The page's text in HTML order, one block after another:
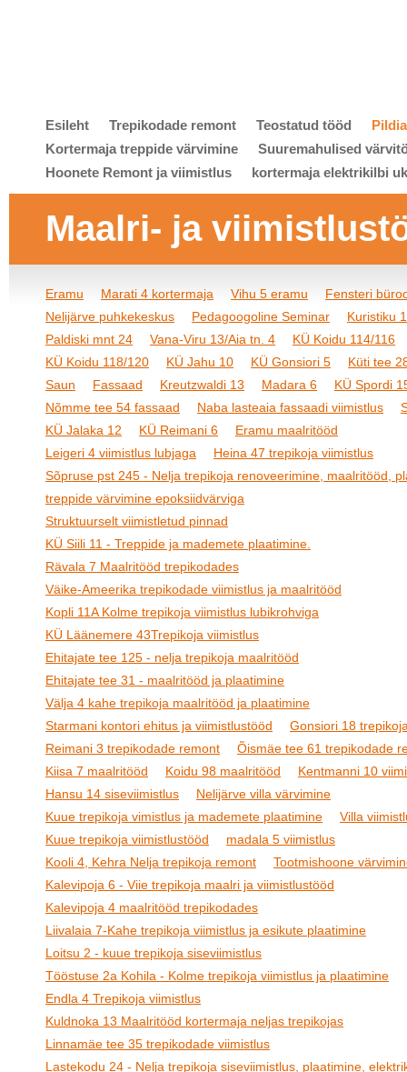
Esileht Trepikodade remont Teostatud tööd
Kortermaja treppide värvimine
Suuremahulised
Hoonete Remont ja viimistlus
kortermaja elektrikilbi
Maalri- ja
Eramu Marati 4 kortermaja Vihu 5 eramu
Fensteri
Nelijärve puhkekeskus
Pedagoogoline Seminar
Kuristiku
Paldiski mnt 24
Vana-Viru 13/Aia tn. 4
KÜ Koidu 114/116
KÜ Koidu 118/120
KÜ Jahu 10 KÜ Gonsiori 5
Küti tee
Saun
Fassaad Kreutzwaldi 13 Madara 6
KÜ Spordi
Nõmme tee 54 fassaad
Naba lasteaia fassaadi viimistlus
KÜ Jalaka 12
KÜ Reimani 6
Eramu maalritööd
Leigeri 4 viimistlus lubjaga
Heina 47 trepikoja viimistlus
Sõpruse pst 245 - Nelja trepikoja renoveerimine, maalritööd,
treppide värvimine epoksiidvärviga
Struktuurselt viimistletud pinnad
KÜ Siili 11 - Treppide ja mademete plaatimine.
Rävala 7 Maalritööd trepikodades
Väike-Ameerika trepikodade viimistlus ja maalritööd
Kopli 11A Kolme trepikoja viimistlus lubikrohviga
KÜ Läänemere 43Trepikoja viimistlus
Ehitajate tee 125 - nelja trepikoja maalritööd
Ehitajate tee 31 - maalritööd ja plaatimine
Välja 4 kahe trepikoja maalritööd ja plaatimine
Starmani kontori ehitus ja viimistlustööd
Gonsiori 18
Reimani 3 trepikodade remont
Õismäe tee 61 trepikodade
Kiisa 7 maalritööd
Koidu 98 maalritööd
Kentmanni 10
Hansu 14 siseviimistlus
Nelijärve villa värvimine
Kuue trepikoja vimistlus ja mademete plaatimine
Villa
Kuue trepikoja viimistlustööd
madala 5 viimistlus
Kooli 4, Kehra Nelja trepikoja remont
Tootmishoone
Kalevipoja 6 - Viie trepikoja maalri ja viimistlustööd
Kalevipoja 4 maalritööd trepikodades
Liivalaia 7-Kahe trepikoja viimistlus ja esikute plaatimine
Loitsu 2 - kuue trepikoja siseviimistlus
Tööstuse 2a Kohila - Kolme trepikoja viimistlus ja plaatimine
Endla 4 Trepikoja viimistlus
Kuldnoka 13 Maalritööd kortermaja neljas trepikojas
Linnamäe tee 35 trepikodade viimistlus
Lastekodu 24 - Nelja trepikoja siseviimistlus, plaatimine,